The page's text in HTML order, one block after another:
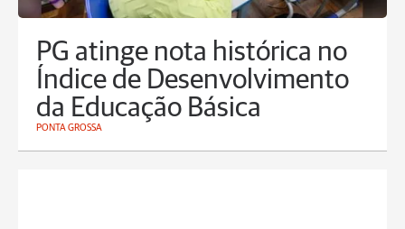
PG atinge nota histórica no
Índice de Desenvolvimento
da Educação Básica
PONTA GROSSA